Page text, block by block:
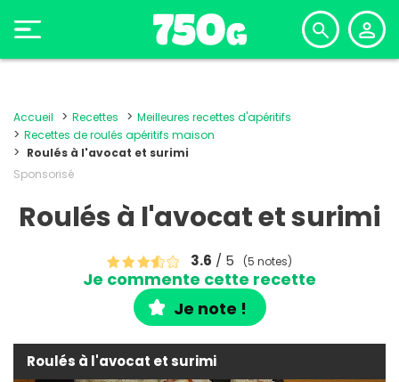
Accueil Recettes
Meilleures recettes d'apéritifs
Recettes de roulés apéritifs maison
Roulés à l'avocat et surimi
Sponsorisé
Roulés à l'avocat et surimi
3.6 / 5 (5 notes)
Je commente cette recette
Je note !
Roulés à l'avocat et surimi